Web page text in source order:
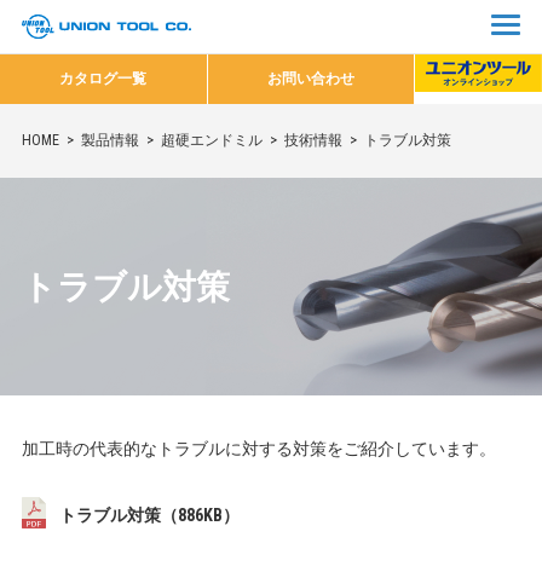
カタログ一覧 お問い合わせ
HOME 製品情報 超硬エンドミル 技術情報 トラブル対策
トラブル対策
加工時の代表的なトラブルに対する対策をご紹介しています。
トラブル対策（886KB）